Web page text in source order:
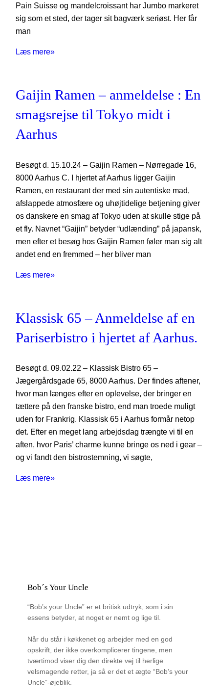
Pain Suisse og mandelcroissant har Jumbo markeret
sig som et sted, der tager sit bagværk seriøst. Her får
man
Læs mere»
Gaijin Ramen – anmeldelse : En
smagsrejse til Tokyo midt i
Aarhus
Besøgt d. 15.10.24 – Gaijin Ramen – Nørregade 16,
8000 Aarhus C. I hjertet af Aarhus ligger Gaijin
Ramen, en restaurant der med sin autentiske mad,
afslappede atmosfære og uhøjtidelige betjening giver
os danskere en smag af Tokyo uden at skulle stige på
et fly. Navnet “Gaijin” betyder “udlænding” på japansk,
men efter et besøg hos Gaijin Ramen føler man sig alt
andet end en fremmed – her bliver man
Læs mere»
Klassisk 65 – Anmeldelse af en
Pariserbistro i hjertet af Aarhus.
Besøgt d. 09.02.22 – Klassisk Bistro 65 –
Jægergårdsgade 65, 8000 Aarhus. Der findes aftener,
hvor man længes efter en oplevelse, der bringer en
tættere på den franske bistro, end man troede muligt
uden for Frankrig. Klassisk 65 i Aarhus formår netop
det. Efter en meget lang arbejdsdag trængte vi til en
aften, hvor Paris’ charme kunne bringe os ned i gear –
og vi fandt den bistrostemning, vi søgte,
Læs mere»
Bob´s Your Uncle
“Bob’s your Uncle” er et britisk udtryk, som i sin
essens betyder, at noget er nemt og lige til.
Når du står i køkkenet og arbejder med en god
opskrift, der ikke overkomplicerer tingene, men
tværtimod viser dig den direkte vej til herlige
velsmagende retter, ja så er det et ægte “Bob’s your
Uncle”-øjeblik.